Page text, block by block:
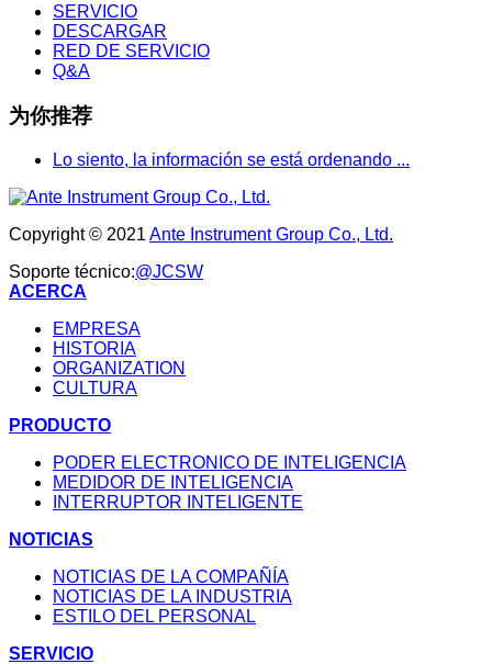
SERVICIO
DESCARGAR
RED DE SERVICIO
Q&A
为你推荐
Lo siento, la información se está ordenando ...
Copyright © 2021 Ante Instrument Group Co., Ltd.
Soporte técnico:@JCSW
ACERCA
EMPRESA
HISTORIA
ORGANIZATION
CULTURA
PRODUCTO
PODER ELECTRONICO DE INTELIGENCIA
MEDIDOR DE INTELIGENCIA
INTERRUPTOR INTELIGENTE
NOTICIAS
NOTICIAS DE LA COMPAÑÍA
NOTICIAS DE LA INDUSTRIA
ESTILO DEL PERSONAL
SERVICIO